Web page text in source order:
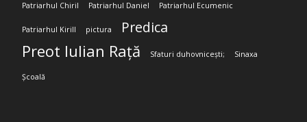
Patriarhul Chiril Patriarhul Daniel Patriarhul Ecumenic
Patriarhul Kirill pictura Predica
Preot Iulian Rață Sfaturi duhovnicești; Sinaxa
Școală